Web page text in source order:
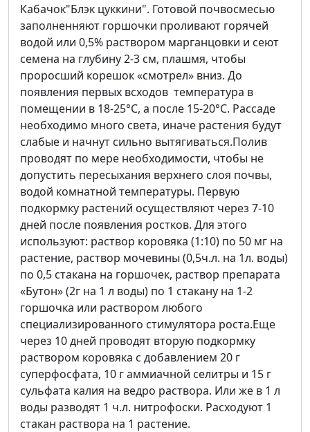
Кабачок"Блэк цуккини". Готовой почвосмесью
заполненняют горшочки проливают горячей
водой или 0,5% раствором марганцовки и сеют
семена на глубину 2-3 см, плашмя, чтобы
проросший корешок «смотрел» вниз. До
появления первых всходов температура в
помещении в 18-25°С, а после 15-20°С. Рассаде
необходимо много света, иначе растения будут
слабые и начнут сильно вытягиваться.Полив
проводят по мере необходимости, чтобы не
допустить пересыхания верхнего слоя почвы,
водой комнатной температуры. Первую
подкормку растений осуществляют через 7-10
дней после появления ростков. Для этого
используют: раствор коровяка (1:10) по 50 мг на
растение, раствор мочевины (0,5ч.л. на 1л. воды)
по 0,5 стакана на горшочек, раствор препарата
«Бутон» (2г на 1 л воды) по 1 стакану на 1-2
горшочка или раствором любого
специализированного стимулятора роста.Еще
через 10 дней проводят вторую подкормку
раствором коровяка с добавлением 20 г
суперфосфата, 10 г аммиачной селитры и 15 г
сульфата калия на ведро раствора. Или же в 1 л
воды разводят 1 ч.л. нитрофоски. Расходуют 1
стакан раствора на 1 растение.